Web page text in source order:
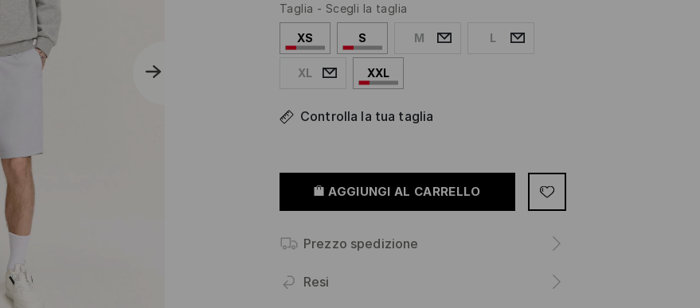
Taglia - Scegli la taglia
XS S M L
XL XXL
Controlla la tua taglia
AGGIUNGI AL CARRELLO
Prezzo spedizione
Resi